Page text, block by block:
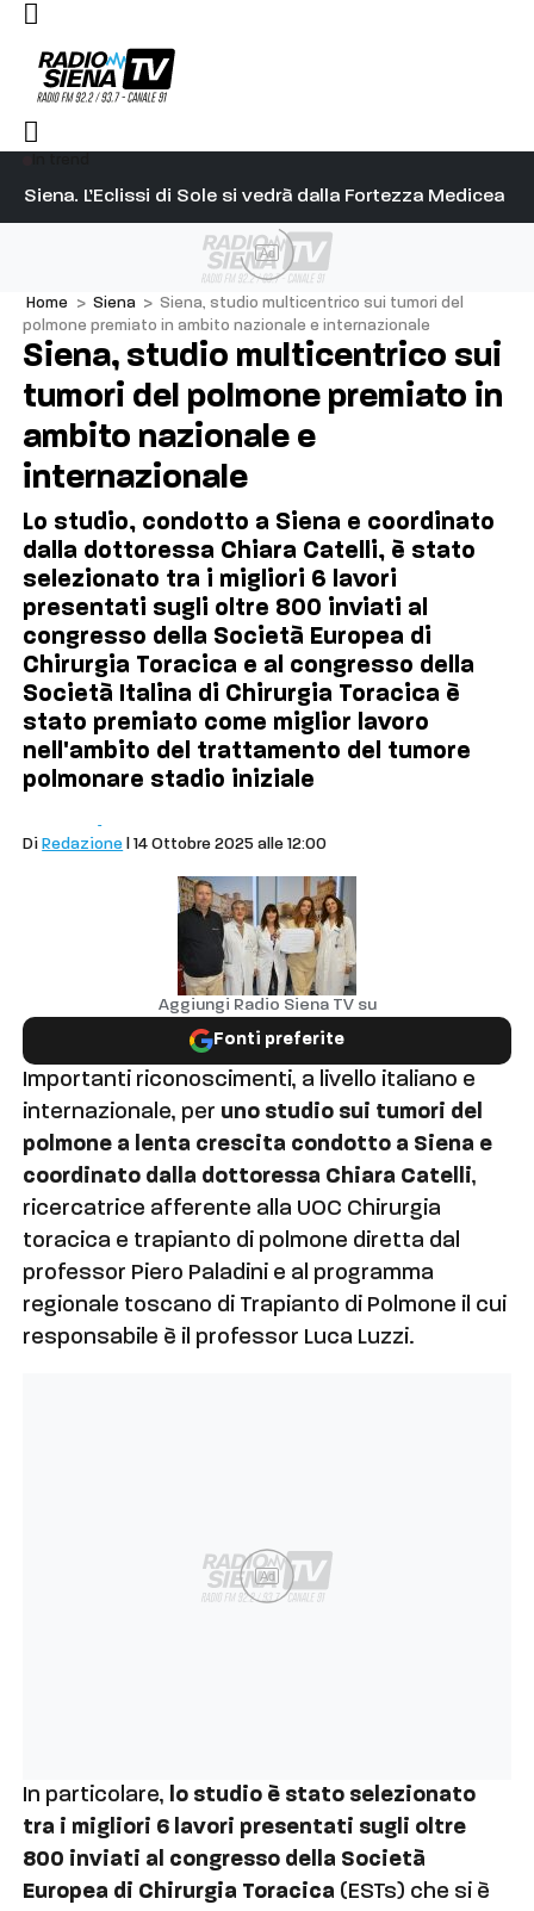
Siena. L’Eclissi di Sole si vedrà dalla Fortezza Medicea
su Diosu sono state poco corrette”
Ad
Home > Siena > Siena, studio multicentrico sui tumori del
polmone premiato in ambito nazionale e internazionale
Siena, studio multicentrico sui
tumori del polmone premiato in
ambito nazionale e
internazionale
Lo studio, condotto a Siena e coordinato
dalla dottoressa Chiara Catelli, è stato
selezionato tra i migliori 6 lavori
presentati sugli oltre 800 inviati al
congresso della Società Europea di
Chirurgia Toracica e al congresso della
Società Italina di Chirurgia Toracica è
stato premiato come miglior lavoro
nell'ambito del trattamento del tumore
polmonare stadio iniziale
Di Redazione | 14 Ottobre 2025 alle 12:00
Aggiungi Radio Siena TV su
Fonti preferite
Importanti riconoscimenti, a livello italiano e
internazionale, per uno studio sui tumori del
polmone a lenta crescita condotto a Siena e
coordinato dalla dottoressa Chiara Catelli,
ricercatrice afferente alla UOC Chirurgia
toracica e trapianto di polmone diretta dal
professor Piero Paladini e al programma
regionale toscano di Trapianto di Polmone il cui
responsabile è il professor Luca Luzzi.
Ad
In particolare, lo studio è stato selezionato
tra i migliori 6 lavori presentati sugli oltre
800 inviati al congresso della Società
Europea di Chirurgia Toracica (ESTs) che si è